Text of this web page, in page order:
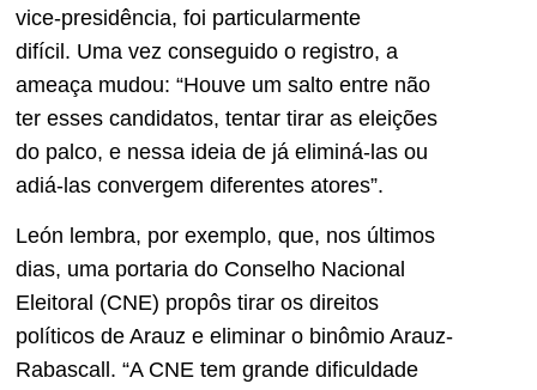
vice-presidência, foi particularmente
difícil. Uma vez conseguido o registro, a
ameaça mudou: “Houve um salto entre não
ter esses candidatos, tentar tirar as eleições
do palco, e nessa ideia de já eliminá-las ou
adiá-las convergem diferentes atores”.
León lembra, por exemplo, que, nos últimos
dias, uma portaria do Conselho Nacional
Eleitoral (CNE) propôs tirar os direitos
políticos de Arauz e eliminar o binômio Arauz-
Rabascall. “A CNE tem grande dificuldade